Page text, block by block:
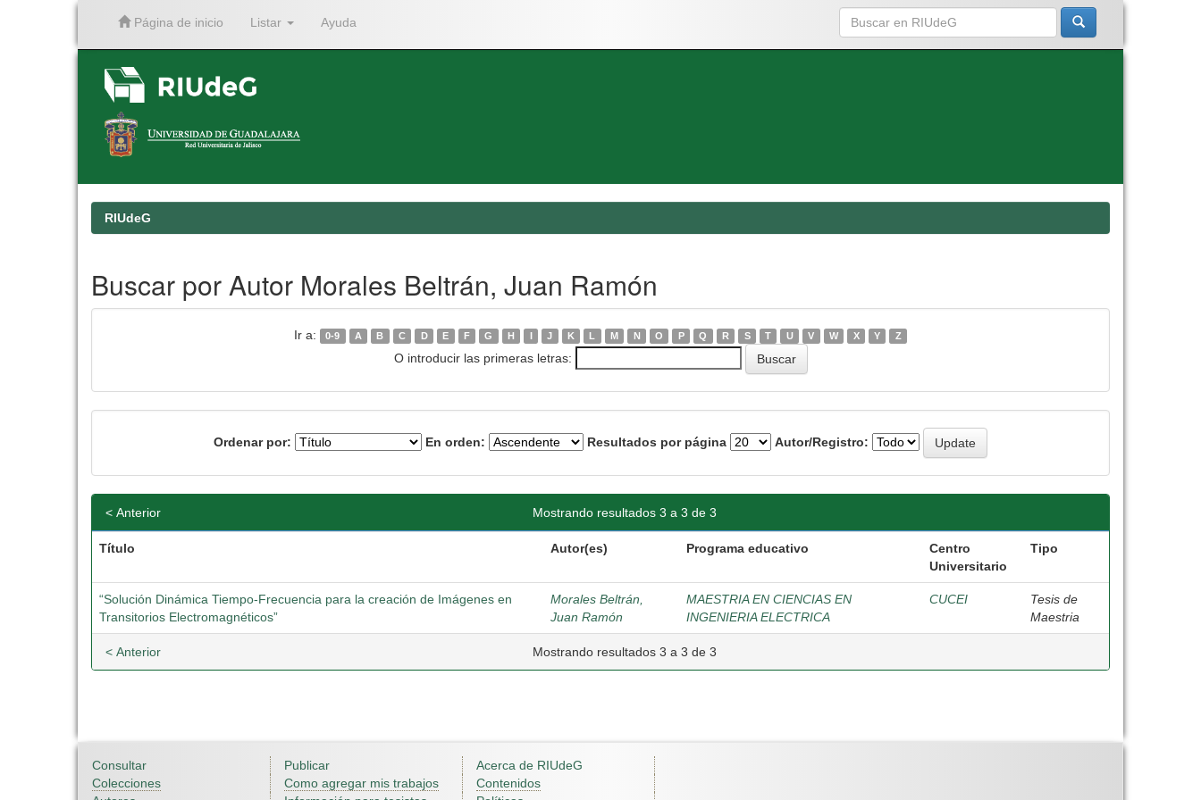
Página de inicio Listar Ayuda
RIUdeG
Buscar por Autor Morales Beltrán, Juan Ramón
Ir a: 0-9 A B C D E F G H I J K L M N O P Q R S T U V W X Y Z
O introducir las primeras letras:
Ordenar por: En orden: Resultados por página Autor/Registro:
Mostrando resultados 3 a 3 de 3
< Anterior
Título Autor(es) Programa educativo
Centro
Universitario
Tipo
“Solución Dinámica Tiempo-Frecuencia para la creación de Imágenes en
Transitorios Electromagnéticos”
Morales Beltrán,
Juan Ramón
MAESTRIA EN CIENCIAS EN
INGENIERIA ELECTRICA
CUCEI
Tesis de
Maestria
Mostrando resultados 3 a 3 de 3
< Anterior
Consultar
Colecciones
Publicar
Como agregar mis trabajos
Acerca de RIUdeG
Contenidos